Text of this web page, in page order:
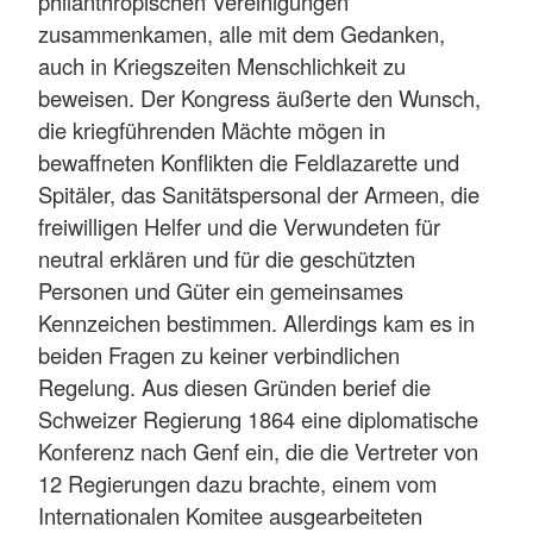
zusammenkamen, alle mit dem Gedanken,
auch in Kriegszeiten Menschlichkeit zu
beweisen. Der Kongress äußerte den Wunsch,
die kriegführenden Mächte mögen in
bewaffneten Konflikten die Feldlazarette und
Spitäler, das Sanitätspersonal der Armeen, die
freiwilligen Helfer und die Verwundeten für
neutral erklären und für die geschützten
Personen und Güter ein gemeinsames
Kennzeichen bestimmen. Allerdings kam es in
beiden Fragen zu keiner verbindlichen
Regelung. Aus diesen Gründen berief die
Schweizer Regierung 1864 eine diplomatische
Konferenz nach Genf ein, die die Vertreter von
12 Regierungen dazu brachte, einem vom
Internationalen Komitee ausgearbeiteten